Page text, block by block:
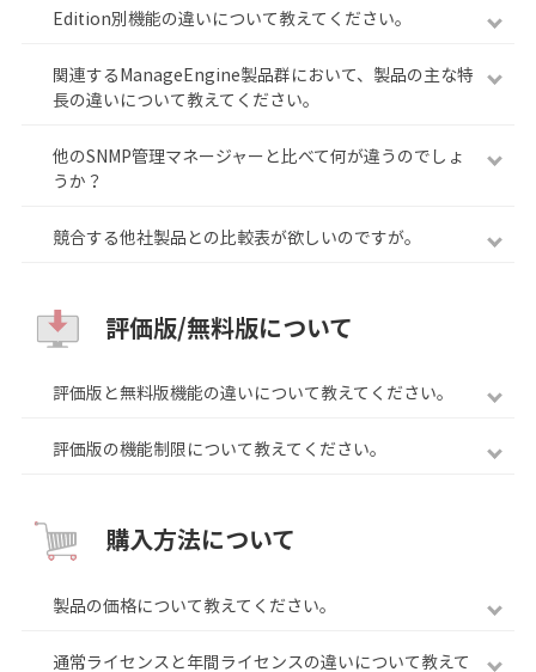
Edition別機能の違いについて教えてください。
関連するManageEngine製品群において、製品の主な特
長の違いについて教えてください。
他のSNMP管理マネージャーと比べて何が違うのでしょ
うか？
競合する他社製品との比較表が欲しいのですが。
評価版/無料版について
評価版と無料版機能の違いについて教えてください。
評価版の機能制限について教えてください。
購入方法について
製品の価格について教えてください。
通常ライセンスと年間ライセンスの違いについて教えて